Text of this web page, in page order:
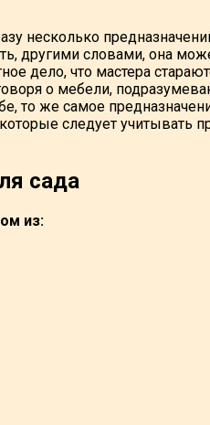
несколько
другими словами, она
дело, что мастера
о мебели,
то же самое
следует учитывать
сада
из: